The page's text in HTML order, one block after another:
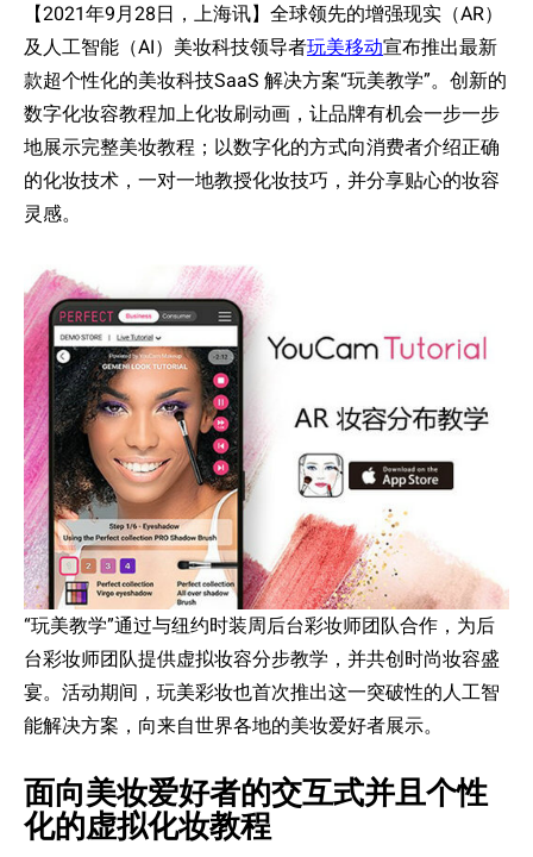
【2021年9 月28日，上海讯】全球领先的增强现实 （AR）
及人工智能（AI）美妆科技领导者玩美移动宣布推出最新
款超个性化的美妆科技SaaS 解决方案“玩美教学”。 创新的
数字化妆容教程加上化妆刷动画， 让品牌有机会一步一步
地展示完整美妆教程；以数字化的方式向消费者介绍正确
的化妆技术 ，一对一地教授化妆技巧，并分享贴心的妆容
灵感。
“玩美教学”通过与纽约时装周后台彩妆师团队合作， 为后
台彩妆师团队提供虚拟妆容分步教学，并共创时尚妆容盛
宴。活动期间 ，玩美彩妆也首次推出这一突破性的人工智
能解决方案，向来自世界各地的美妆爱好者展示。
面向美妆爱好者的交互式并且个性
化的虚拟化妆教程